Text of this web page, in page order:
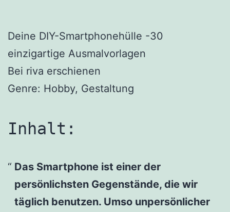
Deine DIY-Smartphonehülle -30
einzigartige Ausmalvorlagen
Bei riva erschienen
Genre: Hobby, Gestaltung
Inhalt:
Das Smartphone ist einer der
persönlichsten Gegenstände, die wir
täglich benutzen. Umso unpersönlicher